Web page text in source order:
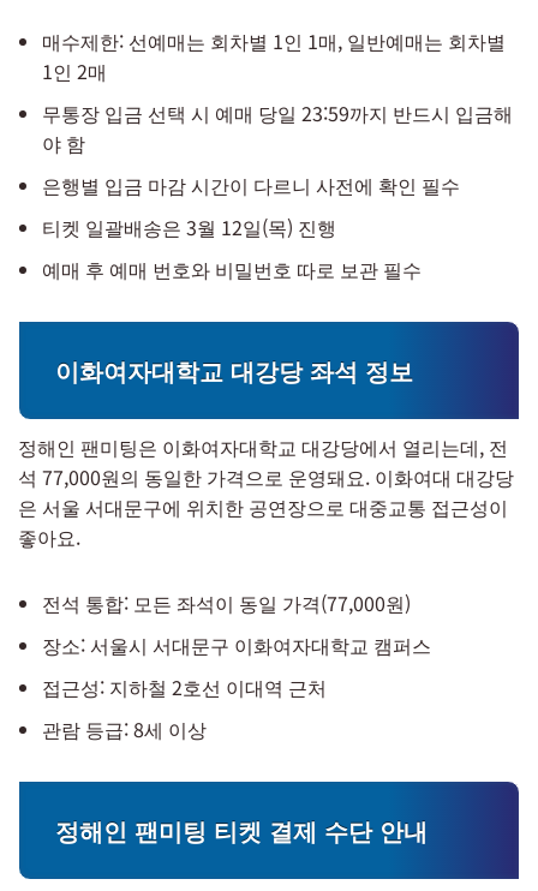
매수제한: 선예매는 회차별 1인 1매, 일반예매는 회차별
1인 2매
무통장 입금 선택 시 예매 당일 23:59까지 반드시 입금해
야 함
은행별 입금 마감 시간이 다르니 사전에 확인 필수
티켓 일괄배송은 3월 12일(목) 진행
예매 후 예매 번호와 비밀번호 따로 보관 필수
이화여자대학교 대강당 좌석 정보
정해인 팬미팅은 이화여자대학교 대강당에서 열리는데, 전
석 77,000원의 동일한 가격으로 운영돼요. 이화여대 대강당
은 서울 서대문구에 위치한 공연장으로 대중교통 접근성이
좋아요.
전석 통합: 모든 좌석이 동일 가격(77,000원)
장소: 서울시 서대문구 이화여자대학교 캠퍼스
접근성: 지하철 2호선 이대역 근처
관람 등급: 8세 이상
정해인 팬미팅 티켓 결제 수단 안내